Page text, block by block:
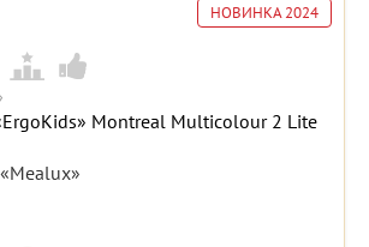
НОВИНКА 2024
Montreal Multicolour 2 Lite